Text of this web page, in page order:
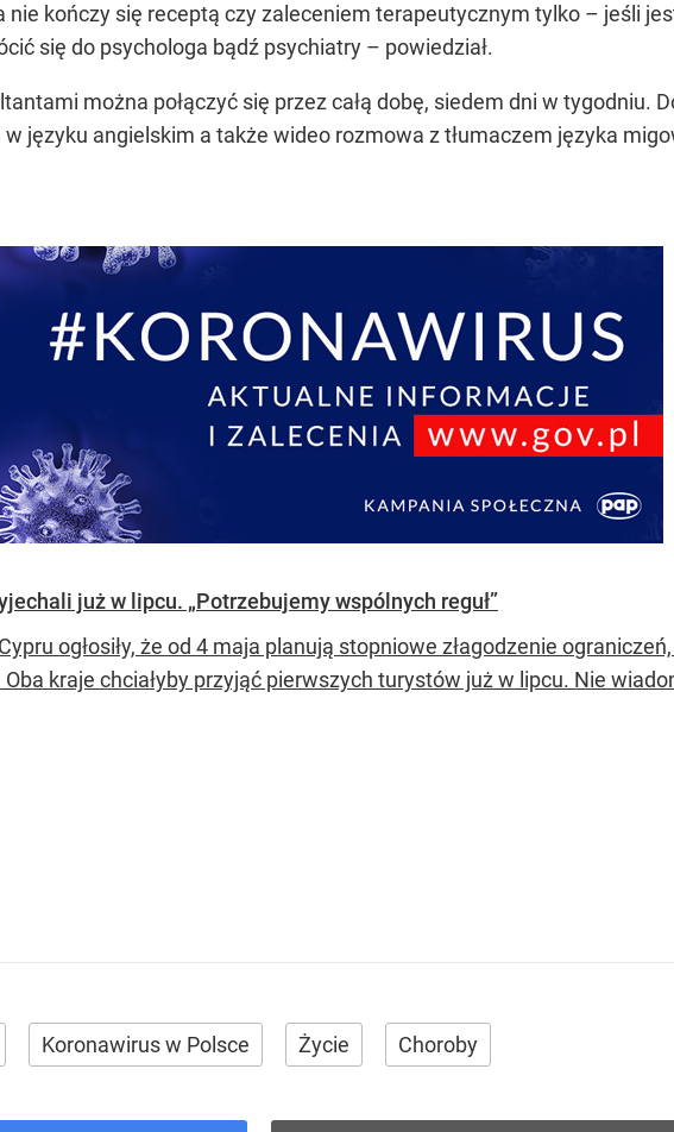
kończy się receptą czy zaleceniem terapeutycznym tylko – jeśli
się do psychologa bądź psychiatry – powiedział.
można połączyć się przez całą dobę, siedem dni w tygodniu.
języku angielskim a także wideo rozmowa z tłumaczem języka
już w lipcu. „Potrzebujemy wspólnych reguł”
ogłosiły, że od 4 maja planują stopniowe złagodzenie
kraje chciałyby przyjąć pierwszych turystów już w lipcu. Nie
Koronawirus w Polsce Życie Choroby